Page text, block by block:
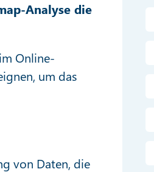
Analyse die
Online-
um das
von Daten, die